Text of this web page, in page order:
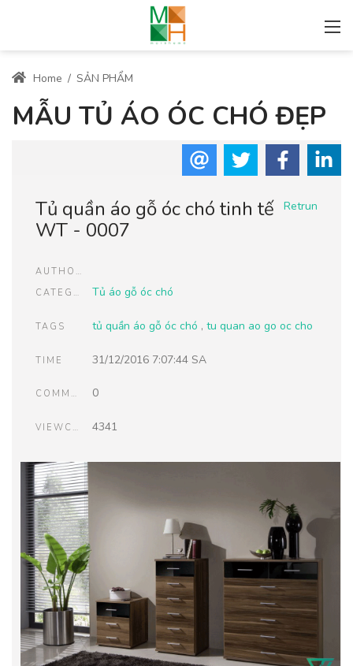
Home / SẢN PHẨM
MẪU TỦ ÁO ÓC CHÓ ĐẸP
Retrun
Tủ quần áo gỗ óc chó tinh tế
WT - 0007
AUTHOR
CATEGORIES
Tủ áo gỗ óc chó
TAGS tủ quần áo gỗ óc chó , tu quan ao go oc cho
TIME 31/12/2016 7:07:44 SA
COMMENTS 0
VIEWCOUNT 4341